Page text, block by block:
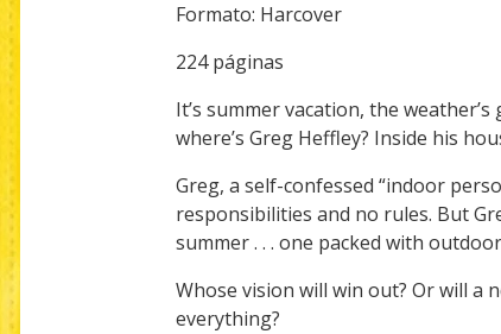
Formato: Harcover
224 páginas
It’s summer vacation, the
where’s Greg Heffley? Inside his
Greg, a self-confessed “indoor
responsibilities and no rules. But
summer . . . one packed with
Whose vision will win out? Or will a
everything?